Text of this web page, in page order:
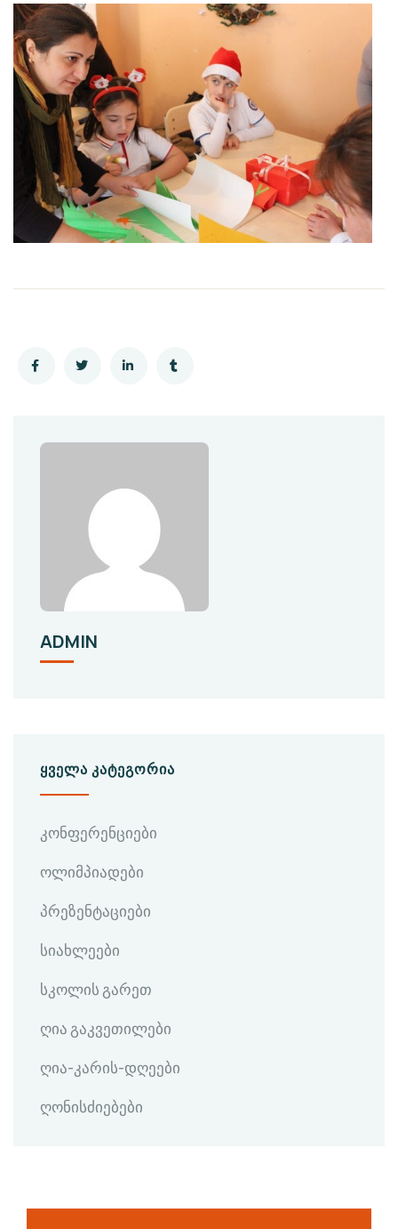
ADMIN
ᲧᲕᲔᲚᲐ ᲙᲐᲢᲔᲒᲝᲠᲘᲐ
კონფერენციები
ოლიმპიადები
პრეზენტაციები
სიახლეები
სკოლის გარეთ
ღია გაკვეთილები
ღია-კარის-დღეები
ღონისძიებები